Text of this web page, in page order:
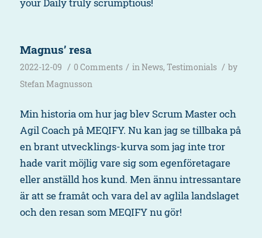
Magnus’ resa
2022-12-09 / 0 Comments / inNews, Testimonials / by
Stefan Magnusson
Min historia om hur jag blev Scrum Master och
Agil Coach på MEQIFY. Nu kan jag se tillbaka på
en brant utvecklings-kurva som jag inte tror
hade varit möjlig vare sig som egenföretagare
eller anställd hos kund. Men ännu intressantare
är att se framåt och vara del av aglila landslaget
och den resan som MEQIFY nu gör!